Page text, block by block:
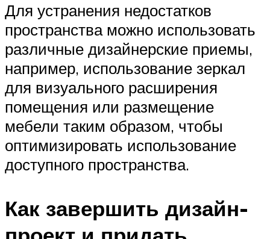
Для устранения недостатков
пространства можно использовать
различные дизайнерские приемы,
например, использование зеркал
для визуального расширения
помещения или размещение
мебели таким образом, чтобы
оптимизировать использование
доступного пространства.
Как завершить дизайн-